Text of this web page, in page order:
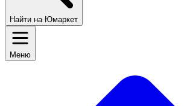
Найти на Юмаркет
Меню